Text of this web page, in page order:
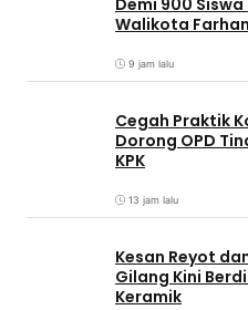
Walikota
9 jam lalu
Cegah Praktik
Dorong OPD
KPK
13 jam lalu
Kesan Reyot
Gilang Kini
Keramik